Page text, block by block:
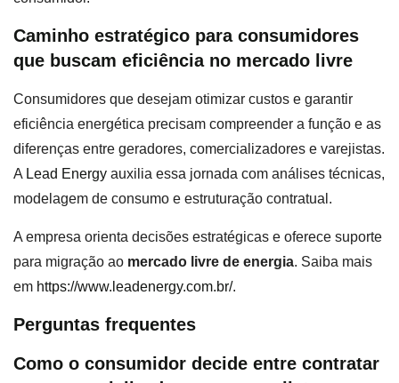
Caminho estratégico para consumidores
que buscam eficiência no mercado livre
Consumidores que desejam otimizar custos e garantir
eficiência energética precisam compreender a função e as
diferenças entre geradores, comercializadores e varejistas.
A Lead Energy auxilia essa jornada com análises técnicas,
modelagem de consumo e estruturação contratual.
A empresa orienta decisões estratégicas e oferece suporte
para migração ao mercado livre de energia. Saiba mais
em https://www.leadenergy.com.br/.
Perguntas frequentes
Como o consumidor decide entre contratar